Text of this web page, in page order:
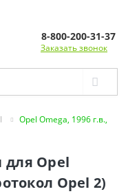
8-800-200-31-37
Заказать звонок
Opel Omega, 1996 г.в.,
Opel
Opel 2)